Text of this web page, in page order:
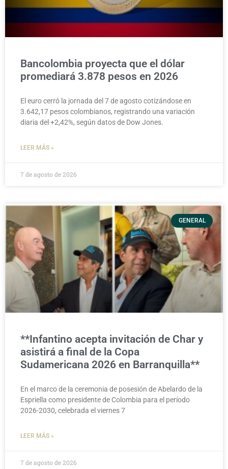
Bancolombia proyecta que el dólar
promediará 3.878 pesos en 2026
El euro cerró la jornada del 7 de agosto cotizándose en
3.642,17 pesos colombianos, registrando una variación
diaria del +2,42%, según datos de Dow Jones.
LEER MÁS »
7 de agosto de 2026
GENERAL
**Infantino acepta invitación de Char y
asistirá a final de la Copa
Sudamericana 2026 en Barranquilla**
En el marco de la ceremonia de posesión de Abelardo de la
Espriella como presidente de Colombia para el período
2026-2030, celebrada el viernes 7
LEER MÁS »
7 de agosto de 2026